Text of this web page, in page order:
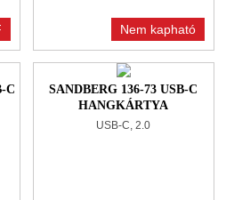
Nem kapható
C
SANDBERG 136-73 USB-C
HANGKÁRTYA
USB-C, 2.0